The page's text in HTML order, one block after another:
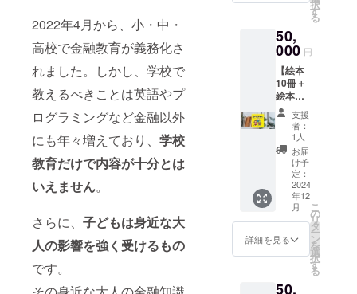
2022年4月から、小・中・
高校で金融教育が義務化さ
れました。しかし、学校で
教えるべきことは英語やプ
ログラミングなど金融以外
にも年々増えており、 学校
教育だけで内容が十分とは
いえません。
さらに、 子どもは身近な大
人の影響を強く受けるもの
です。
メッ
セージ
をお送
りしま
す。 ※
お礼の
メッ
セージ
の内容
は、
5,000円
10,000
円／
25,000
円の内
容と同
択
す
る
50,
000 円
【絵本
10冊＋
絵本ス
テッ
カー 10
枚】 絵
本10冊
と絵本
ステッ
カー
シール
10枚を
郵送し
ます。
●ステッ
ン：制
支援
者：
1人
お届
け予
定：
2024
年12
月
詳細を見る
こ
の
リ
タ
ー
ン
を
選
択
す
る
50,